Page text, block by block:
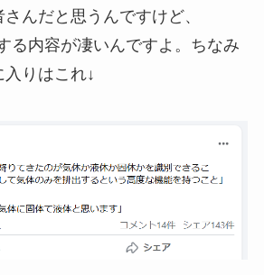
んだと思うんですけど、
る内容が凄いんですよ。ちなみ
りはこれ↓